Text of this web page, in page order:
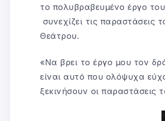
το πολυβραβευμένο έργο
συνεχίζει τις παραστάσεις
Θεάτρου.
«Να βρει το έργο μου τον
είναι αυτό που ολόψυχα
ξεκινήσουν οι παραστάσεις